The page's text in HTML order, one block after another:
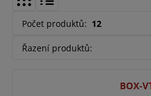
Počet produktů: 12
Řazení produktů:
BOX-